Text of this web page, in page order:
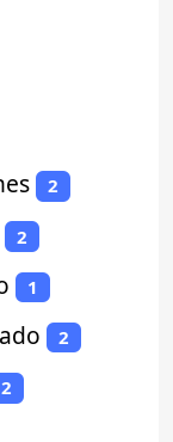
2
2
1
2
2